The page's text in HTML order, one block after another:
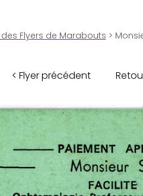
des Flyers de Marabouts >
< Flyer précédent